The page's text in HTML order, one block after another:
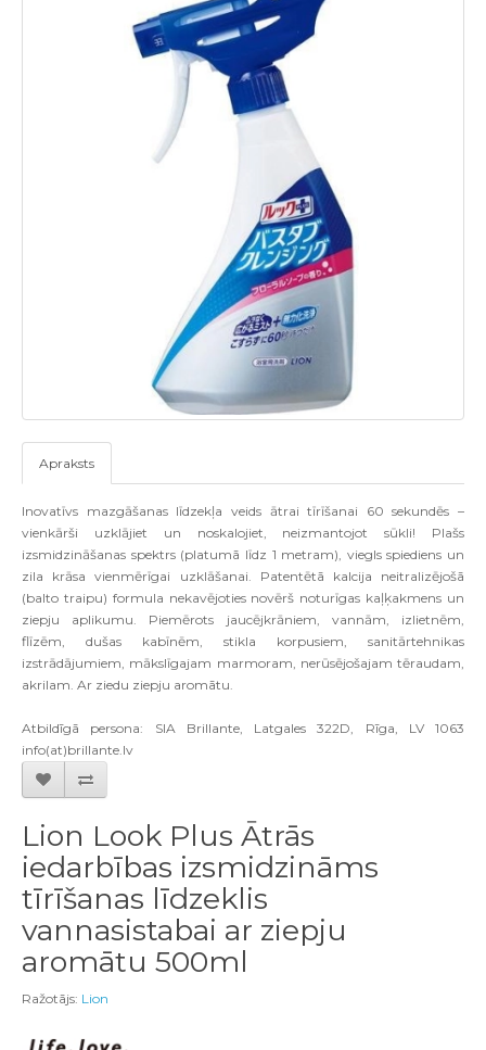
Apraksts
Inovatīvs mazgāšanas līdzekļa veids ātrai tīrīšanai 60sekundēs –
vienkārši uzklājiet un noskalojiet, neizmantojot sūkli! Plašs
izsmidzināšanas spektrs(platumā līdz 1 metram), viegls spiediens un
zila krāsa vienmērīgai uzklāšanai. Patentētā kalcija neitralizējošā
(balto traipu) formula nekavējoties novērš noturīgas kaļķakmens un
ziepju aplikumu. Piemērots jaucējkrāniem, vannām, izlietnēm,
flīzēm, dušas kabīnēm, stikla korpusiem, sanitārtehnikas
izstrādājumiem, mākslīgajam marmoram, nerūsējošajam tēraudam,
akrilam. Ar ziedu ziepju aromātu.
Atbildīgā persona: SIA Brillante, Latgales 322D, Rīga, LV 1063
info(at)brillante.lv
Lion Look Plus Ātrās
iedarbības izsmidzināms
tīrīšanas līdzeklis
vannasistabai ar ziepju
aromātu 500ml
Ražotājs: Lion